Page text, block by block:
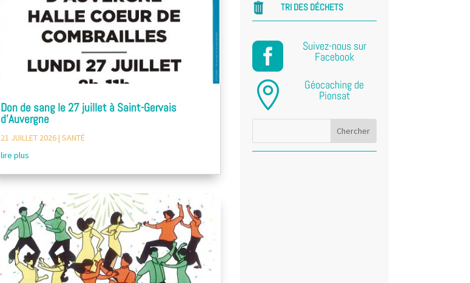
Don de sang le 27 juillet à Saint-Gervais
d’Auvergne
21 JUILLET 2026| SANTÉ
lire plus
TRI DES DÉCHETS
 Suivez-nous sur
Facebook
 Géocaching de
Pionsat